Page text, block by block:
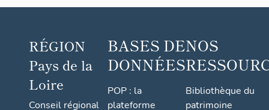
RÉGION
Pays de la
Loire
Conseil régional
BASES DE
DONNÉES
POP : la
plateforme
NOS
Bibliothèque du
patrimoine